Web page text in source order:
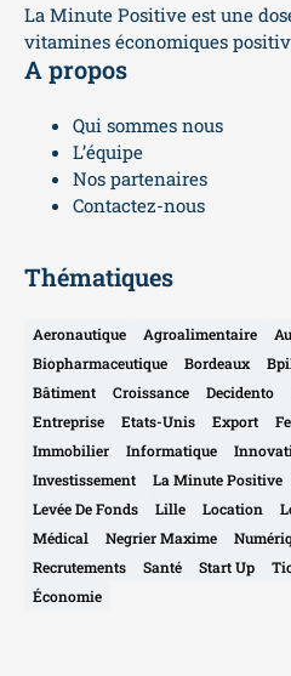
La Minute Positive est une
vitamines économiques
A propos
Qui sommes nous
L’équipe
Nos partenaires
Contactez-nous
Thématiques
Aeronautique Agroalimentaire
Biopharmaceutique
Bordeaux
Bâtiment
Croissance Decidento
Entreprise
Etats-Unis Export
Immobilier
Informatique
Investissement
La Minute Positive
Levée De Fonds
Lille Location
Médical
Negrier Maxime
Recrutements
Santé Start Up
Économie